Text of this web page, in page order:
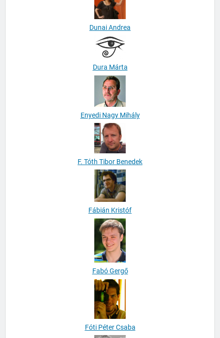
Dunai Andrea
Dura Márta
Enyedi Nagy Mihály
F. Tóth Tibor Benedek
Fábián Kristóf
Fabó Gergő
Fóti Péter Csaba